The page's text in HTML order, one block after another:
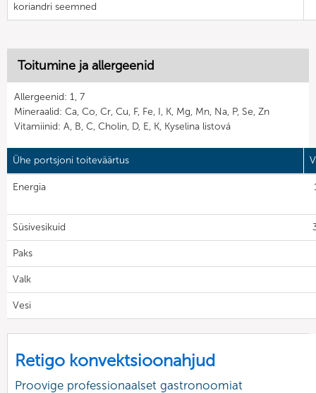
koriandri seemned
Toitumine ja allergeenid
Allergeenid: 1, 7
Mineraalid: Ca, Co, Cr, Cu, F, Fe, I, K, Mg, Mn, Na, P, Se, Zn
Vitamiinid: A, B, C, Cholin, D, E, K, Kyselina listová
Ühe portsjoni toiteväärtus
Energia
Süsivesikuid
Paks
Valk
Vesi
Retigo konvektsioonahjud
Proovige professionaalset gastronoomiat